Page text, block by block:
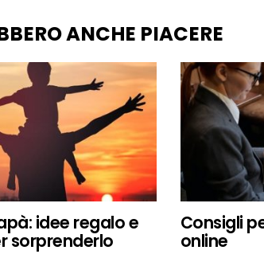
ANCHE PIACERE
idee regalo e
sorprenderlo
Consigli
online